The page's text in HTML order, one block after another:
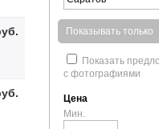
Показывать только
Показать
с фотографиями
Цена
Мин.